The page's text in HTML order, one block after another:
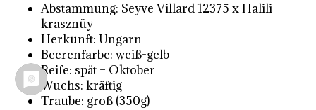
Abstammung: Seyve Villard 12375 x Halili
krasznüy
Herkunft: Ungarn
Beerenfarbe: weiß-gelb
Reife: spät – Oktober
Wuchs: kräftig
Traube: groß (350g)